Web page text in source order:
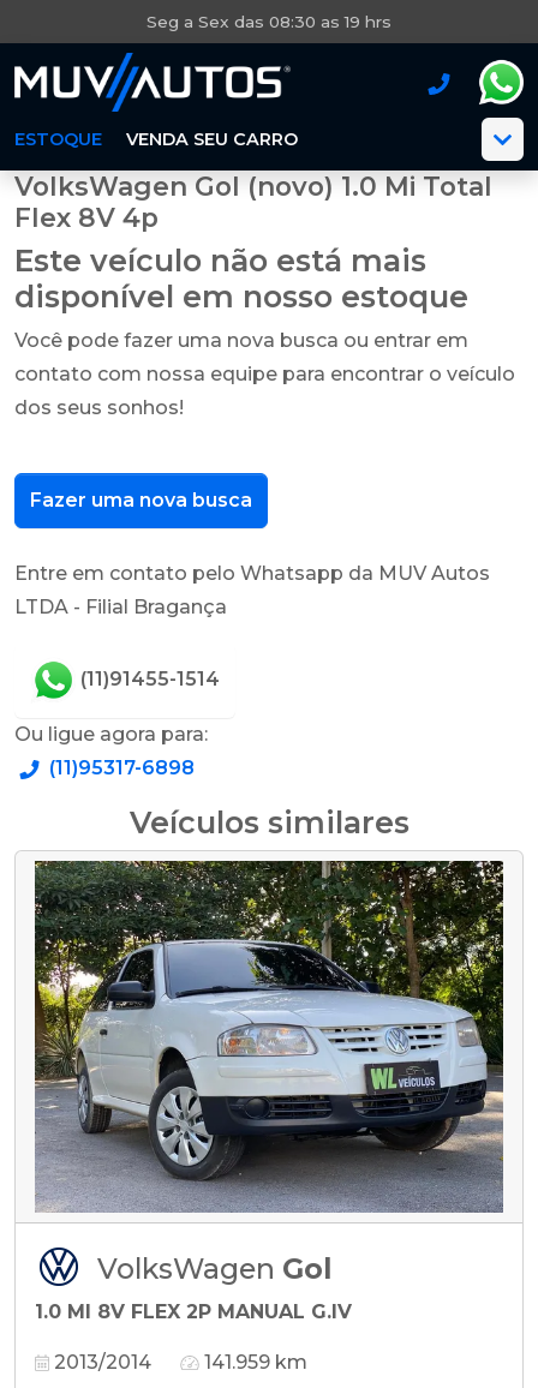
Seg a Sex das 08:30 as 19 hrs
ESTOQUE VENDA SEU CARRO
VolksWagen Gol (novo) 1.0 Mi Total
Flex 8V 4p
Este veículo não está mais
disponível em nosso estoque
Você pode fazer uma nova busca ou entrar em
contato com nossa equipe para encontrar o veículo
dos seus sonhos!
Fazer uma nova busca
Entre em contato pelo Whatsapp da MUV Autos
LTDA - Filial Bragança
(11)91455-1514
Ou ligue agora para:
(11)95317-6898
Veículos similares
VolksWagen Gol
1.0 MI 8V FLEX 2P MANUAL G.IV
2013/2014 141.959 km